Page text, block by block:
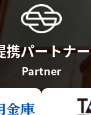
携パートナー
Partner